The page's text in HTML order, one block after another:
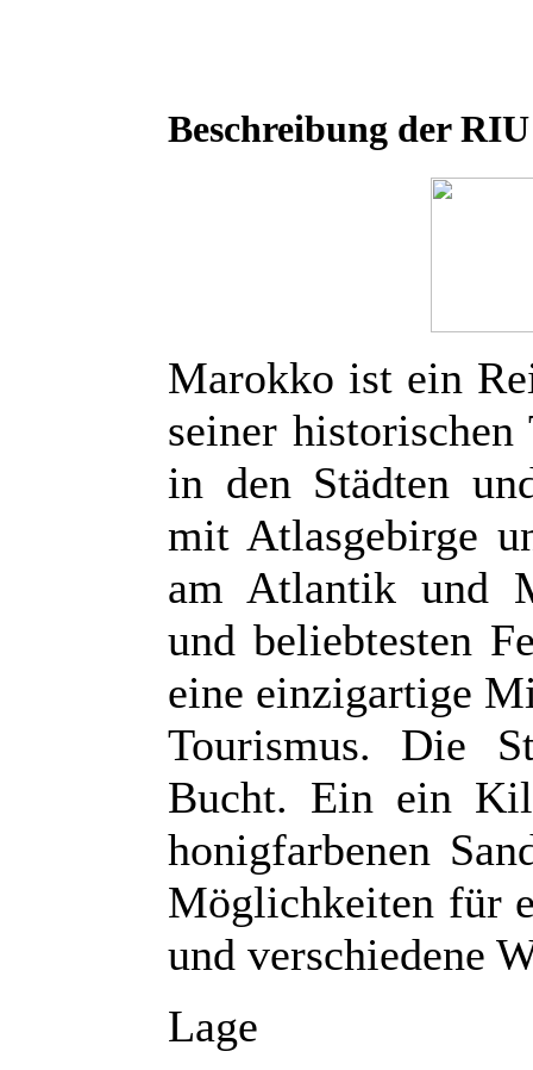
Beschreibung der
Marokko ist ein
seiner
in den Städten
mit Atlasgebirge
am Atlantik und
und beliebtesten
eine einzigartige
Tourismus. Die
Bucht. Ein ein
honigfarbenen
Möglichkeiten für
und verschiedene
Lage